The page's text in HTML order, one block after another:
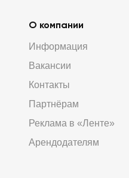
О компании
Информация
Вакансии
Контакты
Партнёрам
Реклама в «Ленте»
Арендодателям